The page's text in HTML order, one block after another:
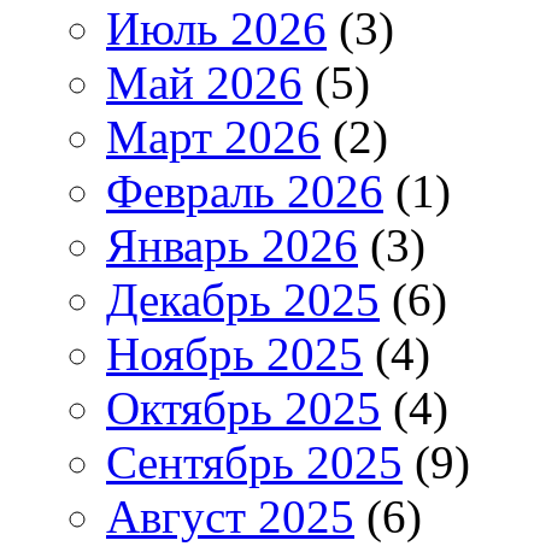
Июль 2026 (3)
Май 2026 (5)
Март 2026 (2)
Февраль 2026 (1)
Январь 2026 (3)
Декабрь 2025 (6)
Ноябрь 2025 (4)
Октябрь 2025 (4)
Сентябрь 2025 (9)
Август 2025 (6)